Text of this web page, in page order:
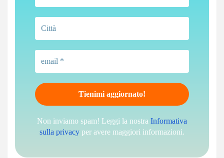
Non inviamo spam! Leggi la nostra Informativa
sulla privacy per avere maggiori informazioni.